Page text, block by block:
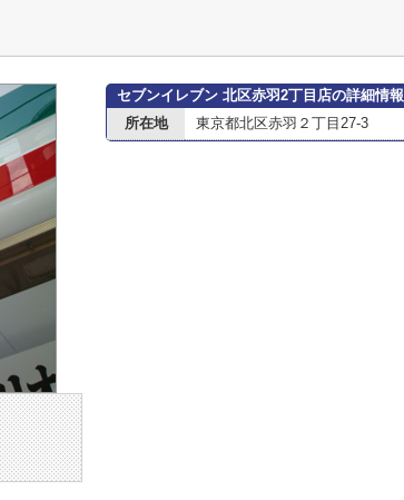
セブンイレブン 北区赤羽2丁目店の詳細情報
所在地
東京都北区赤羽２丁目27-3